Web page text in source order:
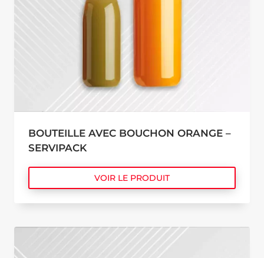
BOUTEILLE AVEC BOUCHON ORANGE –
SERVIPACK
VOIR LE PRODUIT